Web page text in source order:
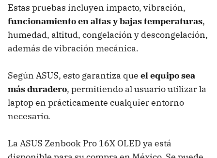
Estas pruebas incluyen impacto, vibración,
funcionamiento en altas y bajas temperaturas,
humedad, altitud, congelación y descongelación,
además de vibración mecánica.
Según ASUS, esto garantiza que el equipo sea
más duradero, permitiendo al usuario utilizar la
laptop en prácticamente cualquier entorno
necesario.
La ASUS Zenbook Pro 16X OLED ya está